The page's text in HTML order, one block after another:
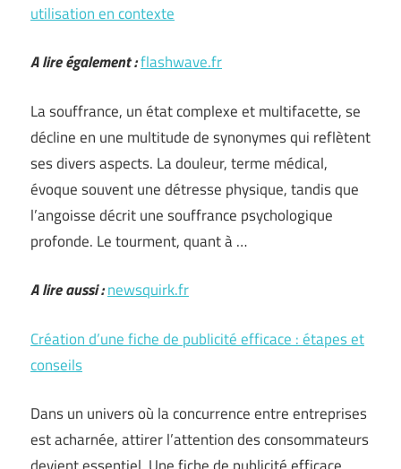
utilisation en contexte
A lire également :flashwave.fr
La souffrance, un état complexe et multifacette, se
décline en une multitude de synonymes qui reflètent
ses divers aspects. La douleur, terme médical,
évoque souvent une détresse physique, tandis que
l’angoisse décrit une souffrance psychologique
profonde. Le tourment, quant à …
A lire aussi :newsquirk.fr
Création d’une fiche de publicité efficace : étapes et
conseils
Dans un univers où la concurrence entre entreprises
est acharnée, attirer l’attention des consommateurs